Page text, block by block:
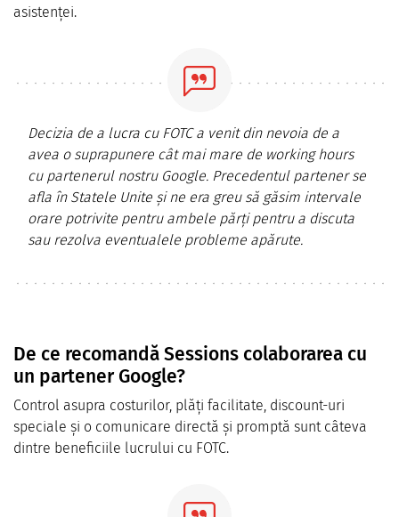
asistenței.
Decizia de a lucra cu FOTC a venit din nevoia de a
avea o suprapunere cât mai mare de working hours
cu partenerul nostru Google. Precedentul partener se
afla în Statele Unite și ne era greu să găsim intervale
orare potrivite pentru ambele părți pentru a discuta
sau rezolva eventualele probleme apărute.
De ce recomandă Sessions colaborarea cu
un partener Google?
Control asupra costurilor, plăți facilitate, discount-uri
speciale și o comunicare directă și promptă sunt câteva
dintre beneficiile lucrului cu FOTC.